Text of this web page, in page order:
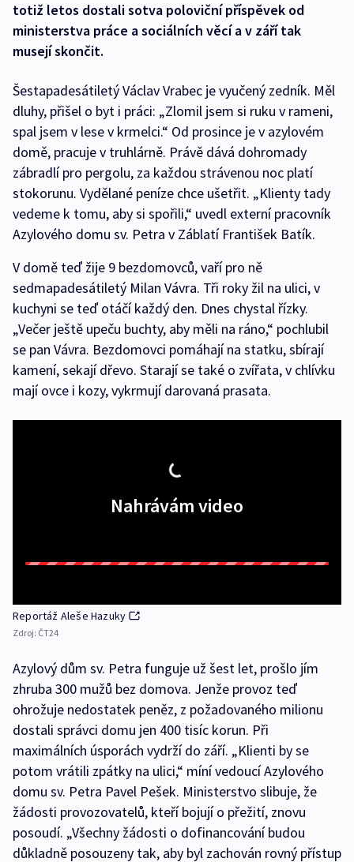
totiž letos dostali sotva poloviční příspěvek od
ministerstva práce a sociálních věcí a v září tak
musejí skončit.
Šestapadesátiletý Václav Vrabec je vyučený zedník. Měl
dluhy, přišel o byt i práci: „Zlomil jsem si ruku v rameni,
spal jsem v lese v krmelci.“ Od prosince je v azylovém
domě, pracuje v truhlárně. Právě dává dohromady
zábradlí pro pergolu, za každou strávenou noc platí
stokorunu. Vydělané peníze chce ušetřit. „Klienty tady
vedeme k tomu, aby si spořili,“ uvedl externí pracovník
Azylového domu sv. Petra v Záblatí František Batík.
V domě teď žije 9 bezdomovců, vaří pro ně
sedmapadesátiletý Milan Vávra. Tři roky žil na ulici, v
kuchyni se teď otáčí každý den. Dnes chystal řízky.
„Večer ještě upeču buchty, aby měli na ráno,“ pochlubil
se pan Vávra. Bezdomovci pomáhají na statku, sbírají
kamení, sekají dřevo. Starají se také o zvířata, v chlívku
mají ovce i kozy, vykrmují darovaná prasata.
Nahrávám video
Reportáž Aleše Hazuky
Zdroj: ČT24
Azylový dům sv. Petra funguje už šest let, prošlo jím
zhruba 300 mužů bez domova. Jenže provoz teď
ohrožuje nedostatek peněz, z požadovaného milionu
dostali správci domu jen 400 tisíc korun. Při
maximálních úsporách vydrží do září. „Klienti by se
potom vrátili zpátky na ulici,“ míní vedoucí Azylového
domu sv. Petra Pavel Pešek. Ministerstvo slibuje, že
žádosti provozovatelů, kteří bojují o přežití, znovu
posoudí. „Všechny žádosti o dofinancování budou
důkladně posouzeny tak, aby byl zachován rovný přístup